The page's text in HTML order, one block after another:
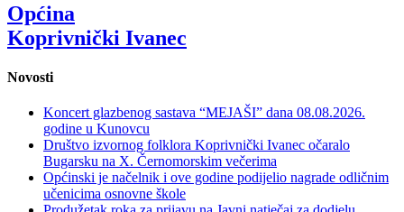
Općina
Koprivnički Ivanec
Novosti
Koncert glazbenog sastava “MEJAŠI” dana 08.08.2026.
godine u Kunovcu
Društvo izvornog folklora Koprivnički Ivanec očaralo
Bugarsku na X. Černomorskim večerima
Općinski je načelnik i ove godine podijelio nagrade odličnim
učenicima osnovne škole